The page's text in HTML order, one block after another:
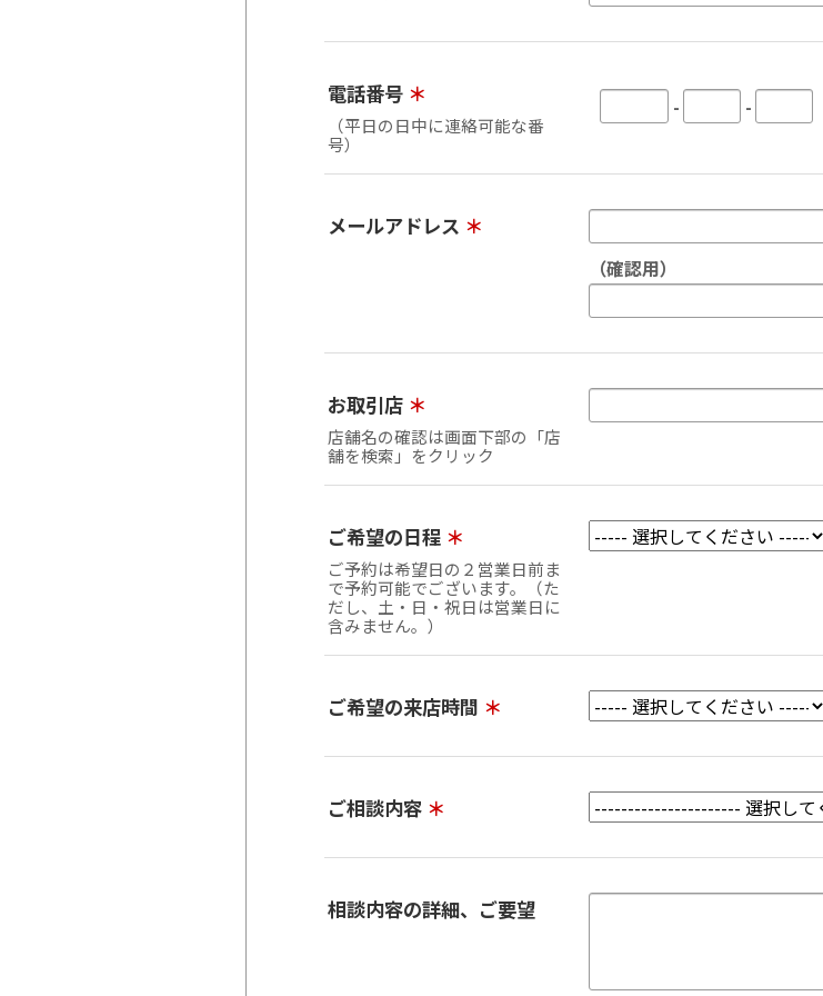
電話番号 ＊
（平日の日中に連絡可能な番
号）
- -
メールアドレス ＊
（確認用）
お取引店 ＊
店舗名の確認は画面下部の「店
舗を検索」をクリック
ご希望の日程 ＊
ご予約は希望日の２営業日前ま
で予約可能でございます。（た
だし、土・日・祝日は営業日に
含みません。）
ご希望の来店時間 ＊
ご相談内容 ＊
相談内容の詳細、ご要望